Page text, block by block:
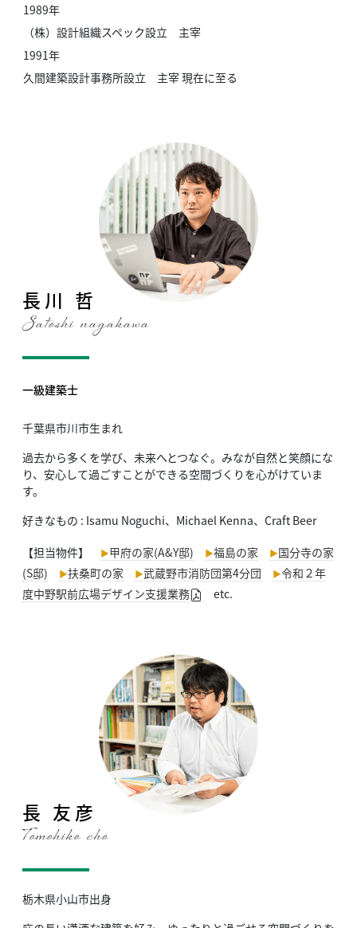
1989年
（株）設計組織スペック設立 主宰
1991年
久間建築設計事務所設立 主宰 現在に至る
長川 哲
Satoshi nagakawa
一級建築士
千葉県市川市生まれ
過去から多くを学び、未来へとつなぐ。 みなが自然と笑顔にな
り、安心して過ごすことができる空間づくりを心がけていま
す。
好きなもの : Isamu Noguchi、Michael Kenna、Craft Beer
【担当物件】
甲府の家(A&Y邸) 福島の家
国分寺の家
(S邸)
扶桑町の家 武蔵野市消防団第4分団
令和２年
度中野駅前広場デザイン支援業務
etc.
長 友彦
Tomohiko cho
栃木県小山市出身